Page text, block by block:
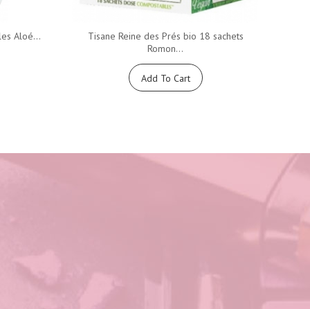
Aloé...
Tisane Reine des Prés bio 18 sachets
Romon...
Add To Cart